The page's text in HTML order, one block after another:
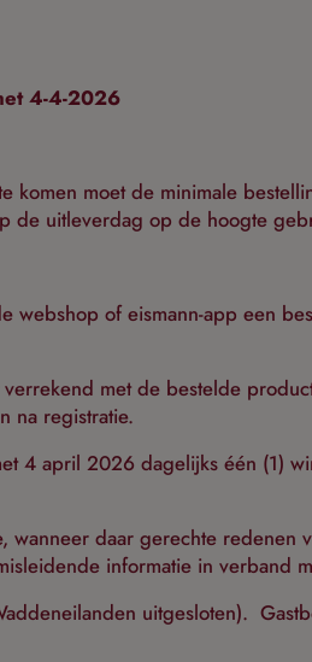
4-4-2026
moet de minimale
de uitleverdag op de hoogte
of eismann-app een
met de bestelde
na registratie.
4 april 2026 dagelijks één (1)
daar gerechte
informatie in verband
uitgesloten).